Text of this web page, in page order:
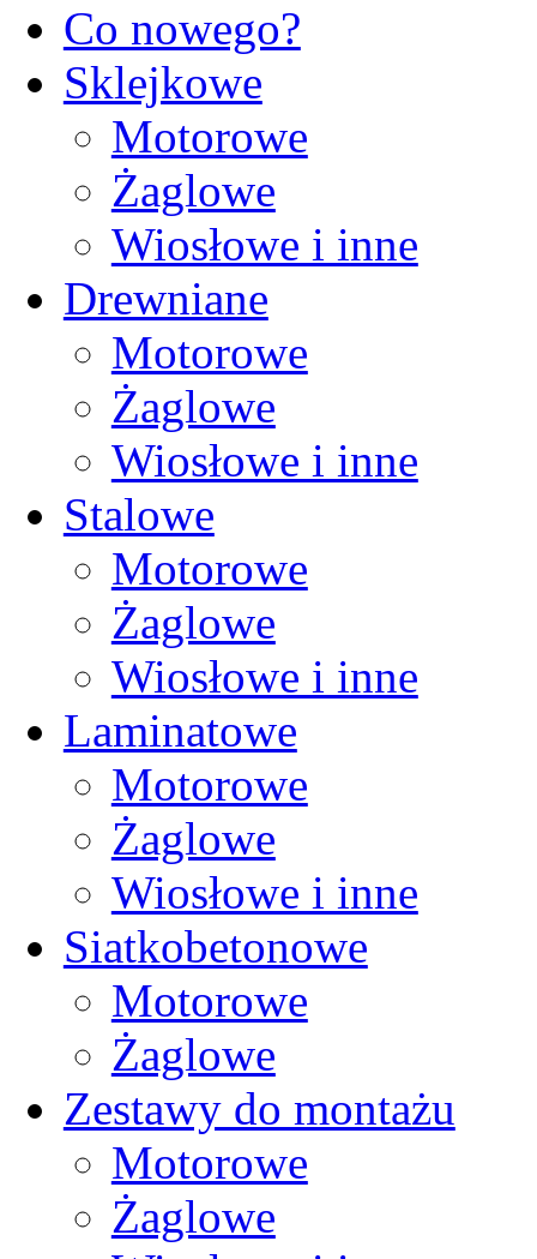
Co nowego?
Sklejkowe
Motorowe
Żaglowe
Wiosłowe i inne
Drewniane
Motorowe
Żaglowe
Wiosłowe i inne
Stalowe
Motorowe
Żaglowe
Wiosłowe i inne
Laminatowe
Motorowe
Żaglowe
Wiosłowe i inne
Siatkobetonowe
Motorowe
Żaglowe
Zestawy do montażu
Motorowe
Żaglowe